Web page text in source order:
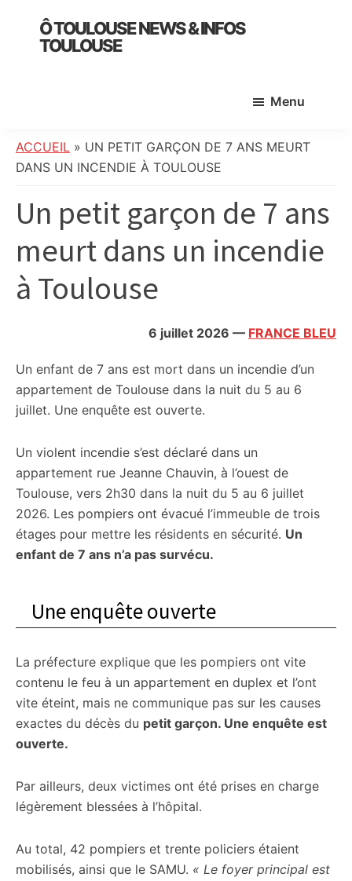
primary
Ô TOULOUSE NEWS & INFOS
TOULOUSE
:
info
société,
culture,
politique,
faits
citoyennes
Menu
ACCUEIL » UN PETIT GARÇON DE 7 ANS MEURT
DANS UN INCENDIE À TOULOUSE
Un petit garçon de 7 ans
meurt dans un incendie
à Toulouse
6 juillet 2026 — FRANCE BLEU
Un enfant de 7 ans est mort dans un incendie d’un
appartement de Toulouse dans la nuit du 5 au 6
juillet. Une enquête est ouverte.
Un violent incendie s’est déclaré dans un
appartement rue Jeanne Chauvin, à l’ouest de
Toulouse, vers 2h30 dans la nuit du 5 au 6 juillet
2026. Les pompiers ont évacué l’immeuble de trois
étages pour mettre les résidents en sécurité. Un
enfant de 7 ans n’a pas survécu.
Une enquête ouverte
La préfecture explique que les pompiers ont vite
contenu le feu à un appartement en duplex et l’ont
vite éteint, mais ne communique pas sur les causes
exactes du décès du petit garçon. Une enquête est
ouverte.
Par ailleurs, deux victimes ont été prises en charge
légèrement blessées à l’hôpital.
Au total, 42 pompiers et trente policiers étaient
mobilisés, ainsi que le SAMU. « Le foyer principal est